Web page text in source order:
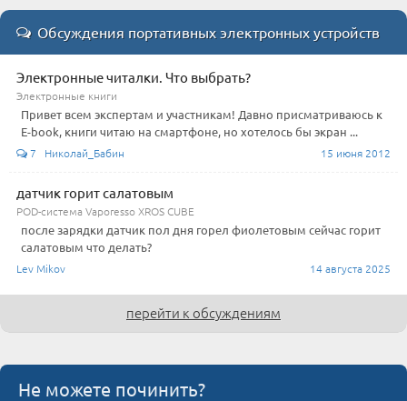
Обсуждения портативных электронных устройств
Электронные читалки. Что выбрать?
Электронные книги
Привет всем экспертам и участникам! Давно присматриваюсь к
E-book, книги читаю на смартфоне, но хотелось бы экран ...
7 Николай_Бабин 15 июня 2012
датчик горит салатовым
POD-система Vaporesso XROS CUBE
после зарядки датчик пол дня горел фиолетовым сейчас горит
салатовым что делать?
Lev Mikov 14 августа 2025
перейти к обсуждениям
Не можете починить?